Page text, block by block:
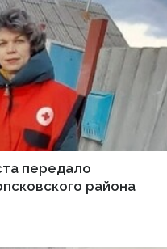
передало
района